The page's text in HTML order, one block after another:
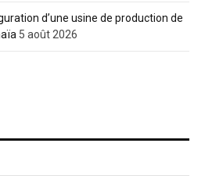
d’une usine de production de
5 août 2026